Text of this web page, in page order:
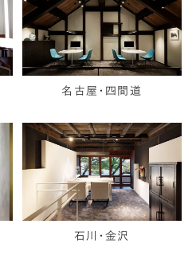
名古屋・四間道
石川・金沢